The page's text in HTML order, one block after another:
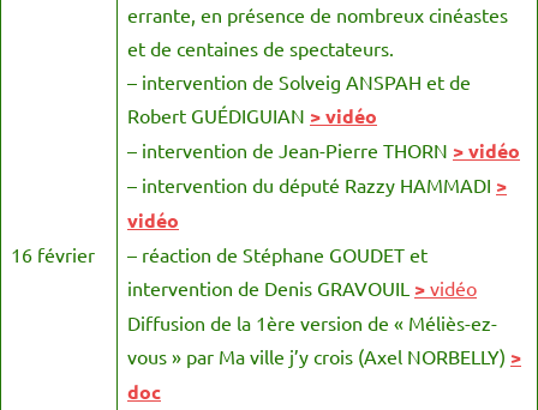
16 février
errante, en présence de nombreux cinéastes
et de centaines de spectateurs.
– intervention de Solveig ANSPAH et de
Robert GUÉDIGUIAN > vidéo
– intervention de Jean-Pierre THORN > vidéo
– intervention du député Razzy HAMMADI >
vidéo
– réaction de Stéphane GOUDET et
intervention de Denis GRAVOUIL > vidéo
Diffusion de la 1ère version de « Méliès-ez-
vous » par Ma ville j’y crois (Axel NORBELLY) >
doc